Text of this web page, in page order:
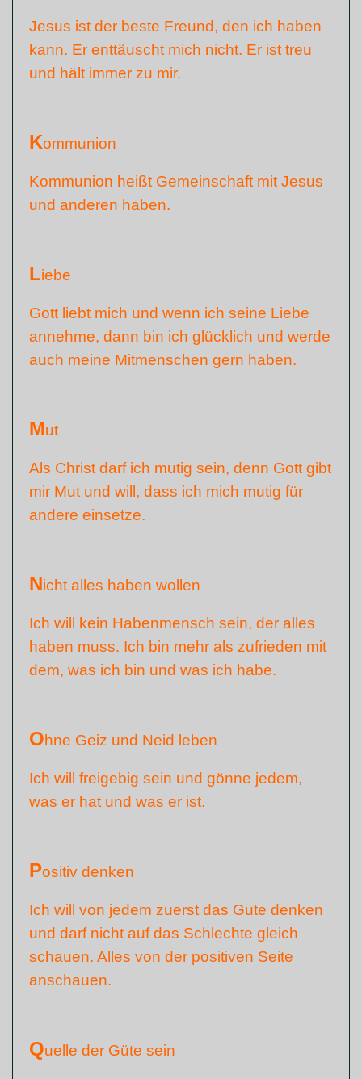
Jesus ist der beste Freund, den ich haben
kann. Er enttäuscht mich nicht. Er ist treu
und hält immer zu mir.
Kommunion
Kommunion heißt Gemeinschaft mit Jesus
und anderen haben.
Liebe
Gott liebt mich und wenn ich seine Liebe
annehme, dann bin ich glücklich und werde
auch meine Mitmenschen gern haben.
Mut
Als Christ darf ich mutig sein, denn Gott gibt
mir Mut und will, dass ich mich mutig für
andere einsetze.
Nicht alles haben wollen
Ich will kein Habenmensch sein, der alles
haben muss. Ich bin mehr als zufrieden mit
dem, was ich bin und was ich habe.
Ohne Geiz und Neid leben
Ich will freigebig sein und gönne jedem,
was er hat und was er ist.
Positiv denken
Ich will von jedem zuerst das Gute denken
und darf nicht auf das Schlechte gleich
schauen. Alles von der positiven Seite
anschauen.
Quelle der Güte sein